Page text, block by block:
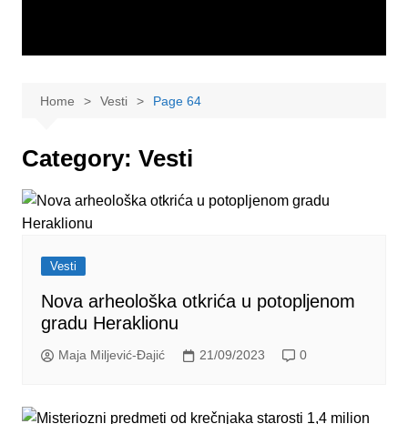
Home Vesti Page 64
Category: Vesti
Vesti
Nova arheološka otkrića u potopljenom
gradu Heraklionu
Maja Miljević-Đajić 21/09/2023 0